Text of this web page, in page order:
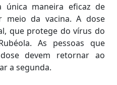
única maneira eficaz de
meio da vacina. A dose
que protege do vírus do
As pessoas que
devem retornar ao
a segunda.